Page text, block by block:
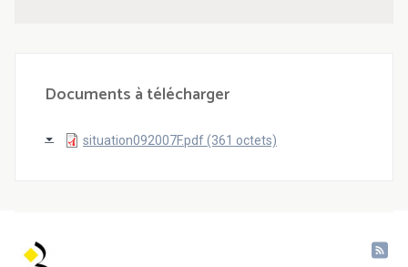
Documents à télécharger
situation092007F.pdf (361 octets)